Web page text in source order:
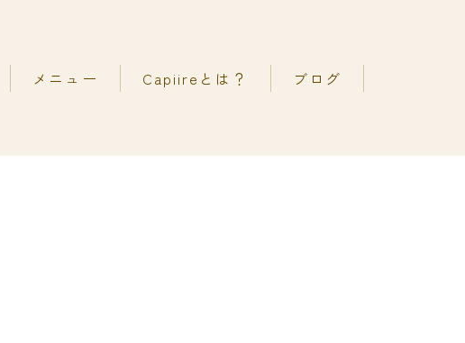
メニュー Capiireとは？ ブログ